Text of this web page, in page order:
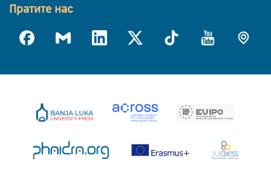
Пратите нас